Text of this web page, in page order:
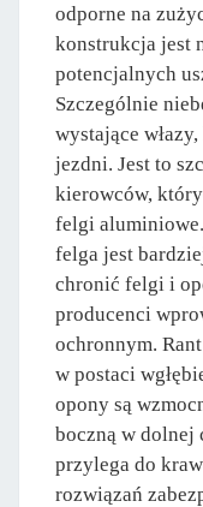
odporne na
konstrukcja jest
potencjalnych
Szczególnie
wystające
jezdni. Jest to
kierowców,
felgi
felga jest
chronić felgi i
producenci
ochronnym.
w postaci
opony są
boczną w dolnej
przylega do
rozwiązań